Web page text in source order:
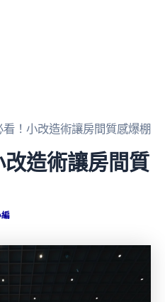
！小改造術讓房間質感爆棚
造術讓房間質
編